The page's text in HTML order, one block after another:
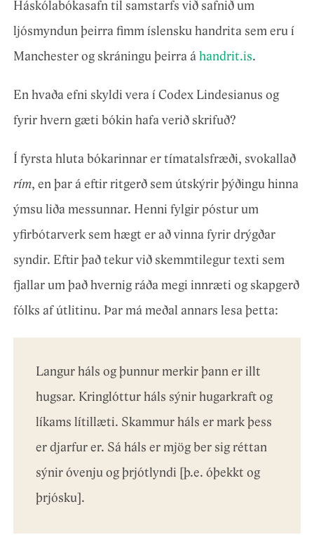
Háskólabókasafn til samstarfs við safnið um
ljósmyndun þeirra fimm íslensku handrita sem eru í
Manchester og skráningu þeirra á handrit.is.
En hvaða efni skyldi vera í Codex Lindesianus og
fyrir hvern gæti bókin hafa verið skrifuð?
Í fyrsta hluta bókarinnar er tímatalsfræði, svokallað
rím, en þar á eftir ritgerð sem útskýrir þýðingu hinna
ýmsu liða messunnar. Henni fylgir póstur um
yfirbótarverk sem hægt er að vinna fyrir drýgðar
syndir. Eftir það tekur við skemmtilegur texti sem
fjallar um það hvernig ráða megi innræti og skapgerð
fólks af útlitinu. Þar má meðal annars lesa þetta:
Langur háls og þunnur merkir þann er illt
hugsar. Kringlóttur háls sýnir hugarkraft og
líkams lítillæti. Skammur háls er mark þess
er djarfur er. Sá háls er mjög ber sig réttan
sýnir óvenju og þrjótlyndi [þ.e. óþekkt og
þrjósku].